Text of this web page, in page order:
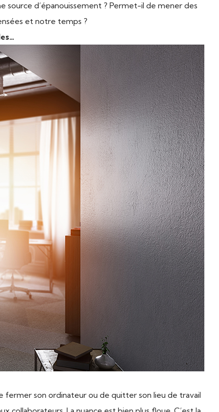
source d’épanouissement ? Permet-il de mener des
et notre temps ?
fermer son ordinateur ou de quitter son lieu de travail